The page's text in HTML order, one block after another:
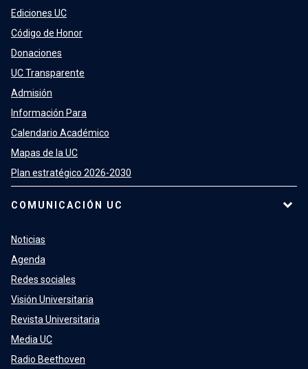
Ediciones UC
Código de Honor
Donaciones
UC Transparente
Admisión
Información Para
Calendario Académico
Mapas de la UC
Plan estratégico 2026-2030
COMUNICACIÓN UC
Noticias
Agenda
Redes sociales
Visión Universitaria
Revista Universitaria
Media UC
Radio Beethoven